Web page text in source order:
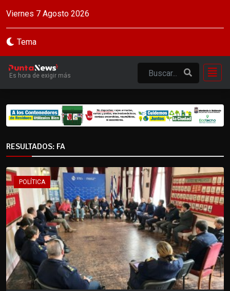
Viernes 7 Agosto 2026
Tema
Es hora de exigir más
RESULTADOS: FA
POLÍTICA